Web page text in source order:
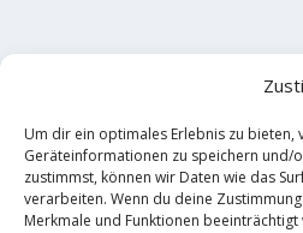
Um dir ein optimales Erlebnis zu
Geräteinformationen zu speichern und/
zustimmst, können wir Daten wie das
verarbeiten. Wenn du deine
Merkmale und Funktionen beeinträchtigt